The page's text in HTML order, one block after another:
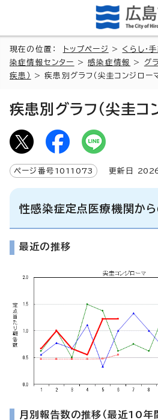
現在の位置： トップページ > くらし・
染症情報センター
>感染症情報 > グ
疾患）
> 疾患別グラフ（尖圭コンジローマ
疾患別グラフ（尖圭コ
ページ番号 1011073 更新日
性感染症定点医療機関か
最近の推移
月別報告数の推移（最近10年